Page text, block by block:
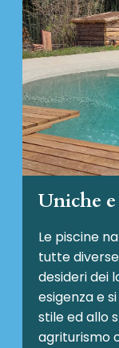
Uniche
Le piscine
tutte
desideri dei
esigenza e
stile ed allo
agriturismo